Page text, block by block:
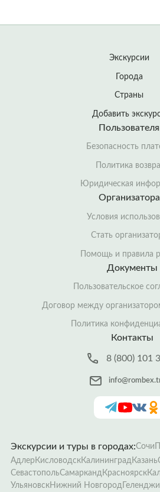
Экскурсии
Города
Страны
Добавить
Безопасность
Политика
Юридическая
Условия
Стать
Помощь и правила
Документы
Пользовательское
Договор между
Политика
Контакты
8 (800) 101
Экскурсии и туры в городах:Сочи
Адлер КисловодскКалининград Казань
СевастопольСамарканд Красноярск
УльяновскНижний Новгород